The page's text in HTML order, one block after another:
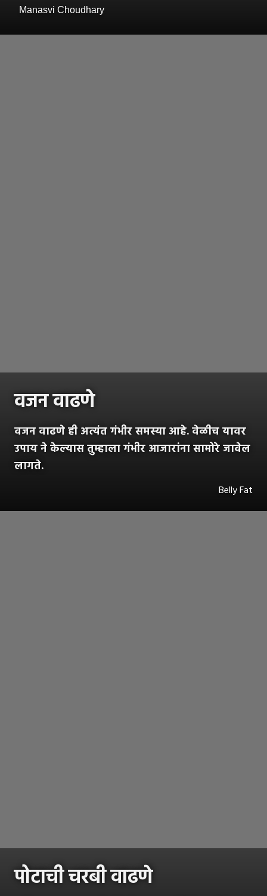
Manasvi Choudhary
वजन वाढणे
वजन वाढणे ही अत्यंत गंभीर समस्या आहे. वेळीच यावर
उपाय ने केल्यास तुम्हाला गंभीर आजारांना सामोरे जावेल
लागते.
Belly Fat
पोटाची चरबी वाढणे